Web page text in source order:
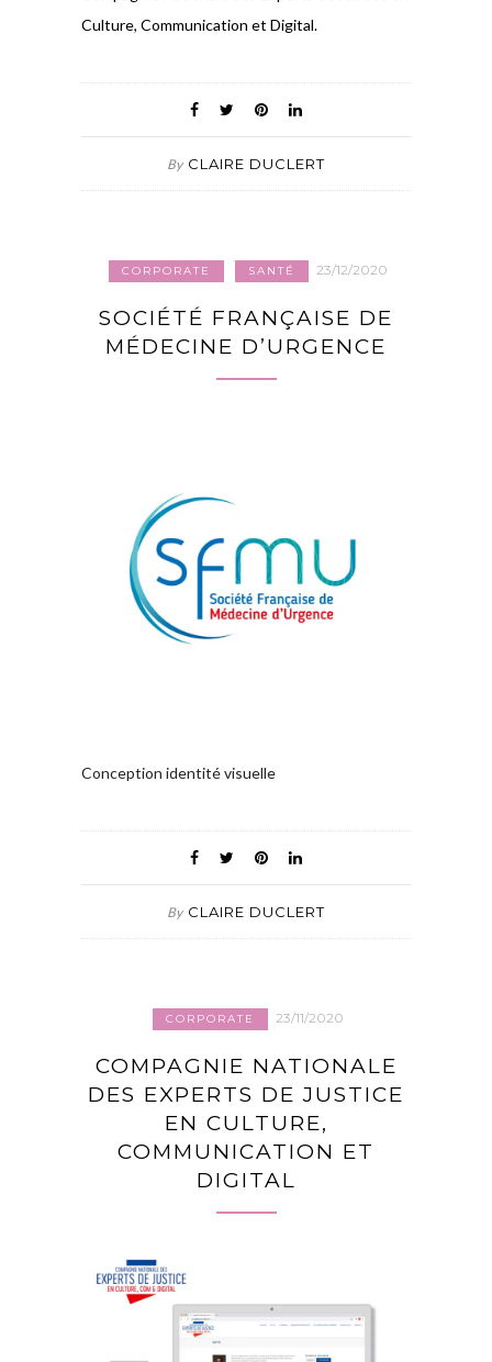
Culture, Communication et Digital.
By CLAIRE DUCLERT
CORPORATE SANTÉ 23/12/2020
SOCIÉTÉ FRANÇAISE DE
MÉDECINE D’URGENCE
Conception identité visuelle
By CLAIRE DUCLERT
CORPORATE 23/11/2020
COMPAGNIE NATIONALE
DES EXPERTS DE JUSTICE
EN CULTURE,
COMMUNICATION ET
DIGITAL